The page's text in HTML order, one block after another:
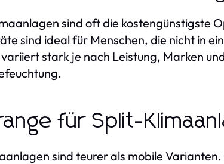
sind oft die kostengünstigste
sind ideal für Menschen, die nicht in
stark je nach Leistung, Marken
für Split-
sind teurer als mobile